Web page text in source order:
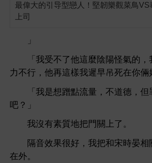
最偉大的引导型戀人！堅韌樂觀菜鳥VS
上司
」
「
受 麼 陽怪 ，
力
， 再 樣 遲 吊 倆
「
蹭點流量， 德，但
吧？」
沒
素質 把
。
隔音效果很好，
把 宋 晏相
。